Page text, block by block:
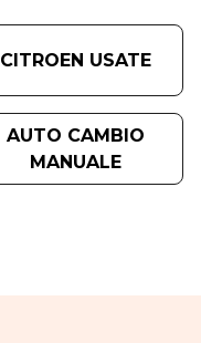
CITROEN USATE
AUTO CAMBIO
MANUALE